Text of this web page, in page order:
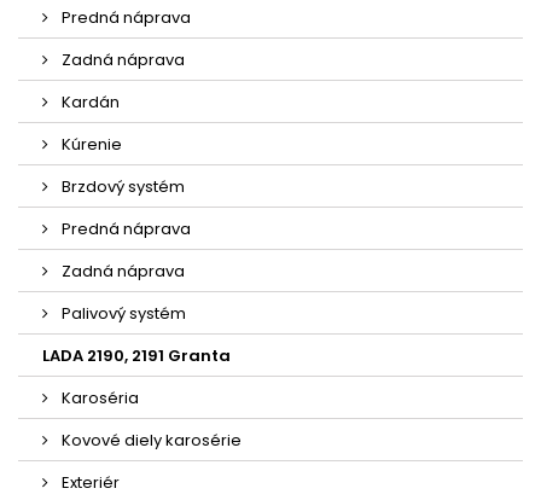
Predná náprava
Zadná náprava
Kardán
Kúrenie
Brzdový systém
Predná náprava
Zadná náprava
Palivový systém
LADA 2190, 2191 Granta
Karoséria
Kovové diely karosérie
Exteriér